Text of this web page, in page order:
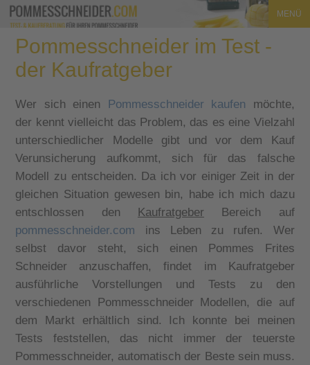
MENÜ
Pommesschneider im Test -
der Kaufratgeber
Wer sich einen Pommesschneider kaufen möchte,
der kennt vielleicht das Problem, das es eine Vielzahl
unterschiedlicher Modelle gibt und vor dem Kauf
Verunsicherung aufkommt, sich für das falsche
Modell zu entscheiden. Da ich vor einiger Zeit in der
gleichen Situation gewesen bin, habe ich mich dazu
entschlossen den Kaufratgeber Bereich auf
pommesschneider.com ins Leben zu rufen. Wer
selbst davor steht, sich einen Pommes Frites
Schneider anzuschaffen, findet im Kaufratgeber
ausführliche Vorstellungen und Tests zu den
verschiedenen Pommesschneider Modellen, die auf
dem Markt erhältlich sind. Ich konnte bei meinen
Tests feststellen, das nicht immer der teuerste
Pommesschneider, automatisch der Beste sein muss.